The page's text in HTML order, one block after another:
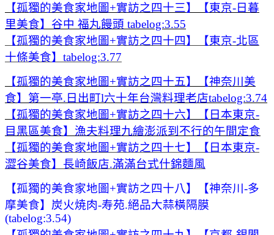
【孤獨的美食家地圖+實訪之四十三】【東京-日暮
里美食】谷中 福丸饅頭 tabelog:3.55
【孤獨的美食家地圖+實訪之四十四】【東京-北區
十條美食】tabelog:3.77
【孤獨的美食家地圖+實訪之四十五】【神奈川美
食】第一亭.日出町l六十年台灣料理老店tabelog:3.74
【孤獨的美食家地圖+實訪之四十六】【日本東京-
目黑區美食】漁夫料理九繪澎派到不行的午間定食
【孤獨的美食家地圖+實訪之四十七】【日本東京-
澀谷美食】長崎飯店.滿滿台式什錦麵風
【孤獨的美食家地圖+實訪之四十八】【神奈川-多
摩美食】炭火焼肉-寿苑.絕品大蒜橫隔膜
(tabelog:3.54)